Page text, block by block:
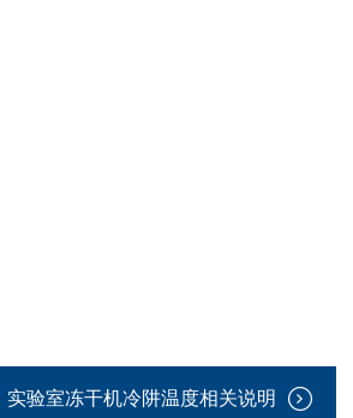
实验室冻干机冷阱温度相关说明